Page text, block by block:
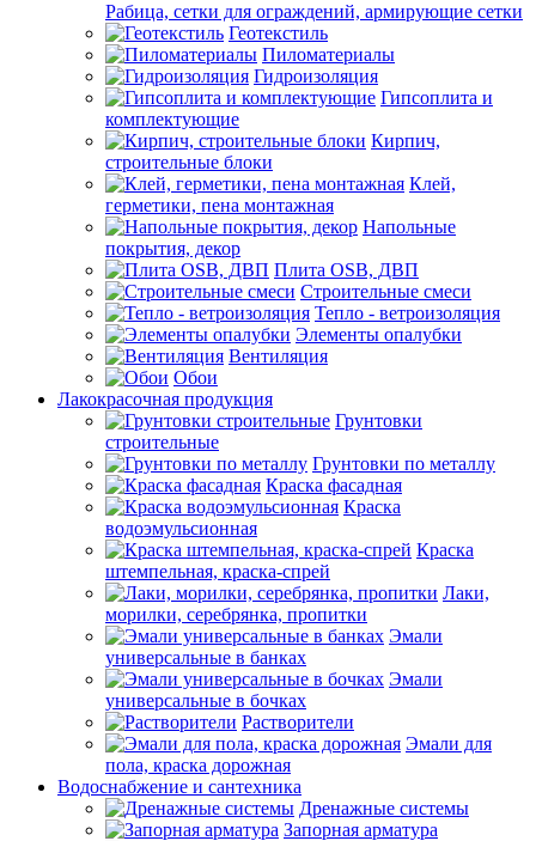
Рабица, сетки для ограждений, армирующие сетки
Геотекстиль
Пиломатериалы
Гидроизоляция
Гипсоплита и
комплектующие
Кирпич,
строительные блоки
Клей,
герметики, пена монтажная
Напольные
покрытия, декор
Плита OSB, ДВП
Строительные смеси
Тепло - ветроизоляция
Элементы опалубки
Вентиляция
Обои
Лакокрасочная продукция
Грунтовки
строительные
Грунтовки по металлу
Краска фасадная
Краска
водоэмульсионная
Краска
штемпельная, краска-спрей
Лаки,
морилки, серебрянка, пропитки
Эмали
универсальные в банках
Эмали
универсальные в бочках
Растворители
Эмали для
пола, краска дорожная
Водоснабжение и сантехника
Дренажные системы
Запорная арматура